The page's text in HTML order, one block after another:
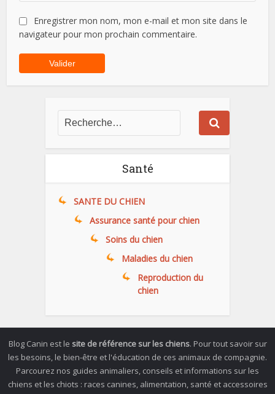
Enregistrer mon nom, mon e-mail et mon site dans le
navigateur pour mon prochain commentaire.
Santé
SANTE DU CHIEN
Assurance santé pour chien
Soins du chien
Maladies du chien
Reproduction du
chien
Blog Canin est le site de référence sur les chiens. Pour tout savoir sur
les besoins, le bien-être et l'éducation de ces animaux de compagnie.
Parcourez nos guides animaliers, conseils et informations sur les
chiens et les chiots : races canines, alimentation, santé et accessoires